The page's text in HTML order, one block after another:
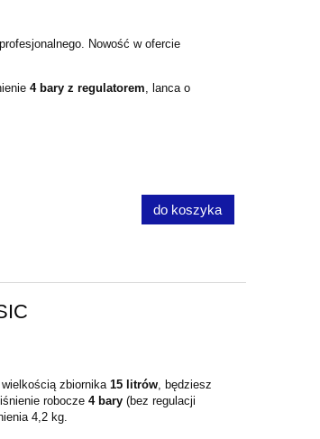
Nowość w ofercie
4 bary z regulatorem, lanca o
do koszyka
wielkością zbiornika 15 litrów, będziesz
robocze 4 bary (bez regulacji
4,2 kg.